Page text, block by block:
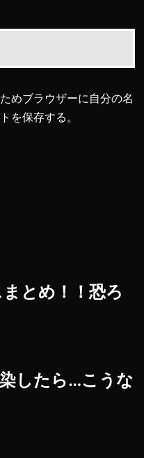
めブラウザーに自分の名
を保存する。
とめ！！恐ろ
したら…こうな